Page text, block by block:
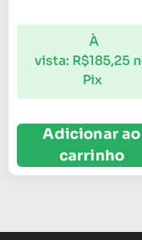
À
vista: R$185,25
Pix
Adicionar ao
carrinho